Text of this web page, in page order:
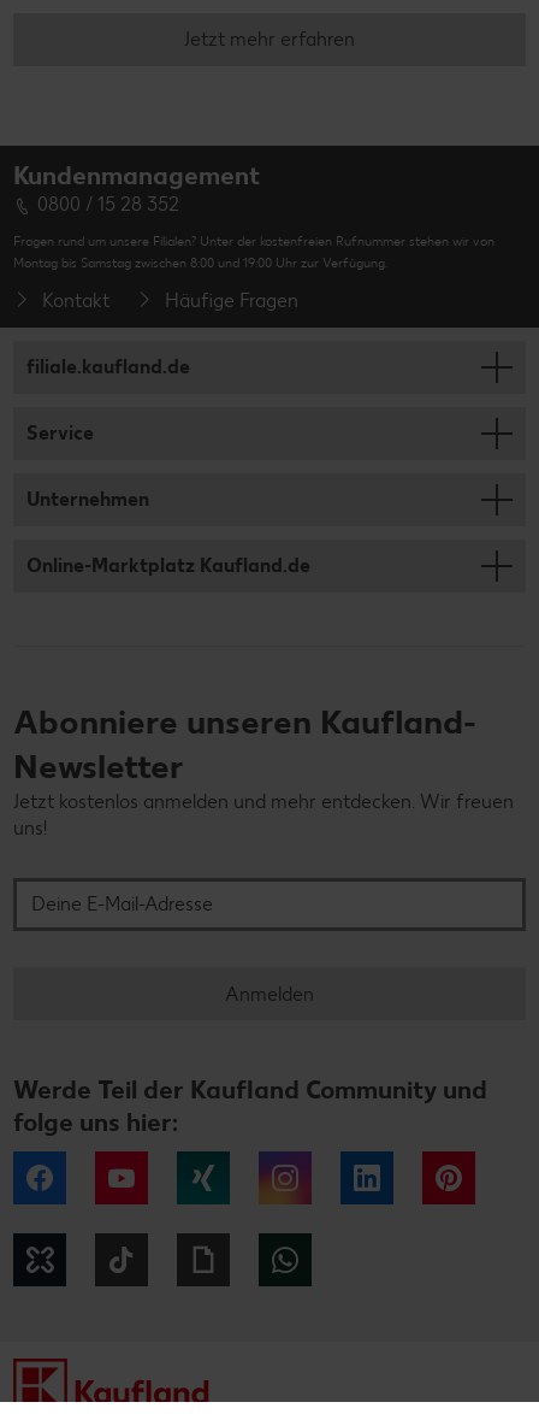
Jetzt mehr erfahren
Kundenmanagement
0800 / 15 28 352
Fragen rund um unsere Filialen? Unter der kostenfreien Rufnummer stehen wir von
Montag bis Samstag zwischen 8:00 und 19:00 Uhr zur Verfügung.
Kontakt Häufige Fragen
filiale.kaufland.de
Service
Unternehmen
Online-Marktplatz Kaufland.de
Abonniere unseren Kaufland-
Newsletter
Jetzt kostenlos anmelden und mehr entdecken. Wir freuen
uns!
Anmelden
Werde Teil der Kaufland Community und
folge uns hier:
Facebook YouTube Instagram LinkedIn
Kununu Giphy